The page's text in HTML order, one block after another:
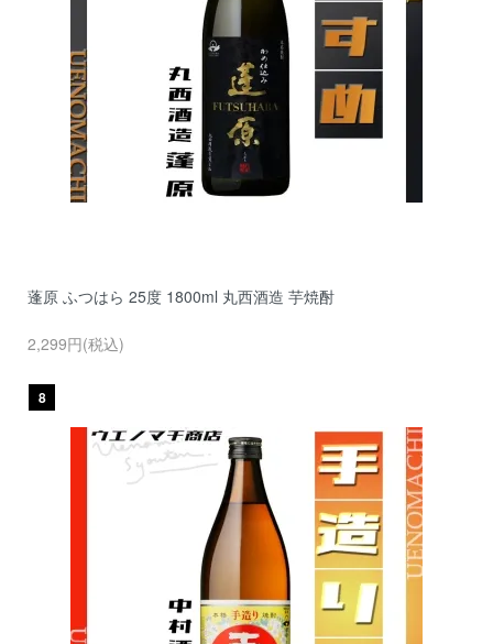
蓬原 ふつはら 25度 1800ml 丸西酒造 芋焼酎
2,299円(税込)
8